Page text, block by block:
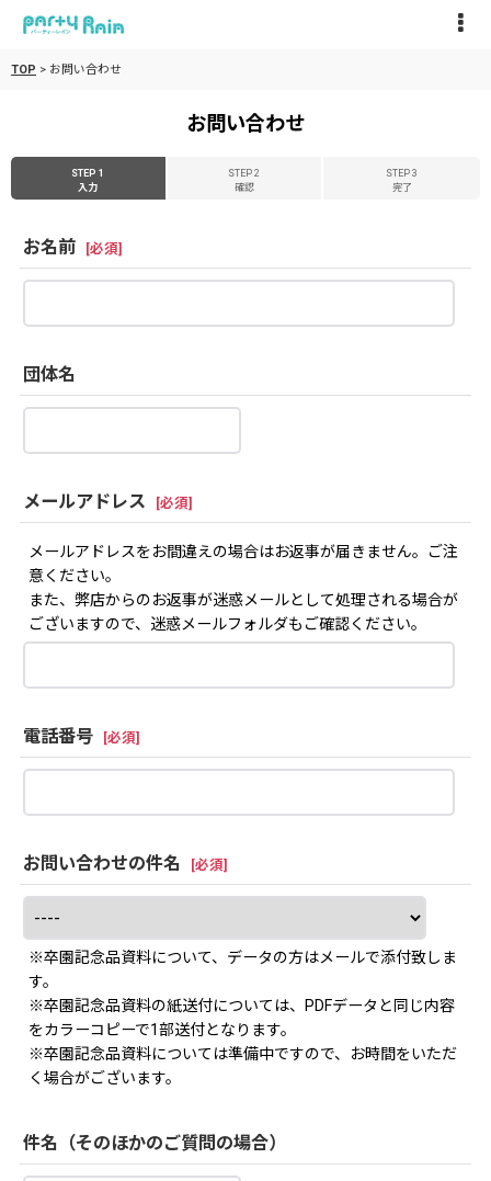
TOP > お問い合わせ
お問い合わせ
STEP 1
入力
STEP 2
確認
STEP 3
完了
お名前 [必須]
団体名
メールアドレス [必須]
メールアドレスをお間違えの場合はお返事が届きません。ご注
意ください。
また、弊店からのお返事が迷惑メールとして処理される場合が
ございますので、迷惑メールフォルダもご確認ください。
電話番号 [必須]
お問い合わせの件名 [必須]
※卒園記念品資料について、データの方はメールで添付致しま
す。
※卒園記念品資料の紙送付については、PDFデータと同じ内容
をカラーコピーで1部送付となります。
※卒園記念品資料については準備中ですので、お時間をいただ
く場合がございます。
件名（そのほかのご質問の場合）